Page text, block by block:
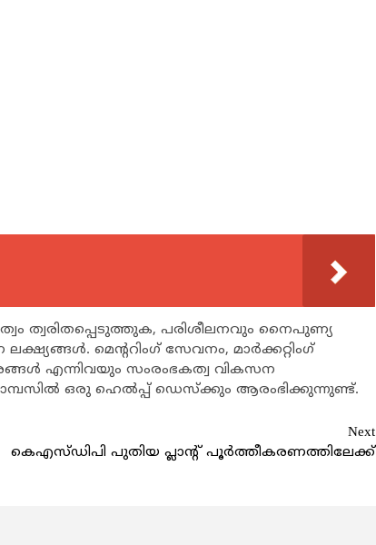
ത്വരിതപ്പെടുത്തുക, പരിശീലനവും നൈപുണ്യ
മെന്ററിംഗ് സേവനം, മാര്‍ക്കറ്റിംഗ്
എന്നിവയും സംരംഭകത്വ വികസന
കാമ്പസില്‍ ഒരു ഹെല്‍പ്പ് ഡെസ്‌ക്കും ആരംഭിക്കുന്നുണ്ട്.
Next
കെഎസ്ഡിപി പുതിയ പ്ലാന്റ് പൂര്‍ത്തീകരണത്തിലേക്ക്